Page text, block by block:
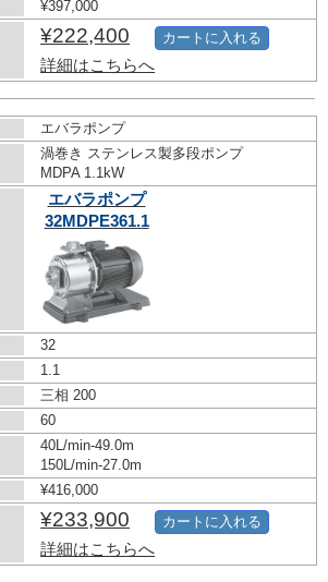
¥397,000
¥222,400
詳細はこちらへ
カートに入れる
エバラポンプ
渦巻き ステンレス製多段ポンプ
MDPA 1.1kW
エバラポンプ
32MDPE361.1
32
1.1
三相 200
60
40L/min-49.0m
150L/min-27.0m
¥416,000
¥233,900
詳細はこちらへ
カートに入れる